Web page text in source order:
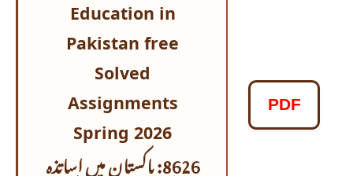
Education in
Pakistan free
Solved
Assignments
Spring 2026
8626: پاکستان میں اساتذہ
PDF